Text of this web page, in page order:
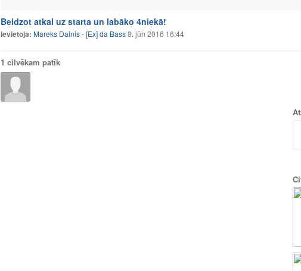
Beidzot atkal uz starta un labāko 4niekā!
Ievietoja: Mareks Dainis - [Ex] da Bass8. jūn 2016 16:44
1 cilvēkam patīk